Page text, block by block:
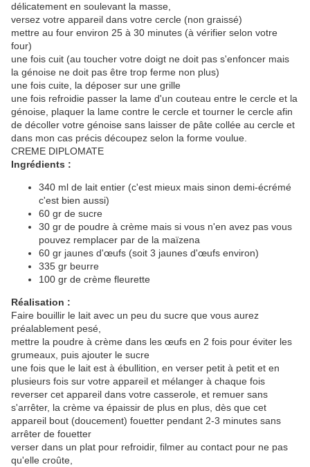
délicatement en soulevant la masse,
versez votre appareil dans votre cercle (non graissé)
mettre au four environ 25 à 30 minutes (à vérifier selon votre
four)
une fois cuit (au toucher votre doigt ne doit pas s'enfoncer mais
la génoise ne doit pas être trop ferme non plus)
une fois cuite, la déposer sur une grille
une fois refroidie passer la lame d'un couteau entre le cercle et la
génoise, plaquer la lame contre le cercle et tourner le cercle afin
de décoller votre génoise sans laisser de pâte collée au cercle et
dans mon cas précis découpez selon la forme voulue.
CREME DIPLOMATE
Ingrédients :
340 ml de lait entier (c'est mieux mais sinon demi-écrémé
c'est bien aussi)
60 gr de sucre
30 gr de poudre à crème mais si vous n'en avez pas vous
pouvez remplacer par de la maïzena
60 gr jaunes d'œufs (soit 3 jaunes d'œufs environ)
335 gr beurre
100 gr de crème fleurette
Réalisation :
Faire bouillir le lait avec un peu du sucre que vous aurez
préalablement pesé,
mettre la poudre à crème dans les œufs en 2 fois pour éviter les
grumeaux, puis ajouter le sucre
une fois que le lait est à ébullition, en verser petit à petit et en
plusieurs fois sur votre appareil et mélanger à chaque fois
reverser cet appareil dans votre casserole, et remuer sans
s'arrêter, la crème va épaissir de plus en plus, dès que cet
appareil bout (doucement) fouetter pendant 2-3 minutes sans
arrêter de fouetter
verser dans un plat pour refroidir, filmer au contact pour ne pas
qu'elle croûte,